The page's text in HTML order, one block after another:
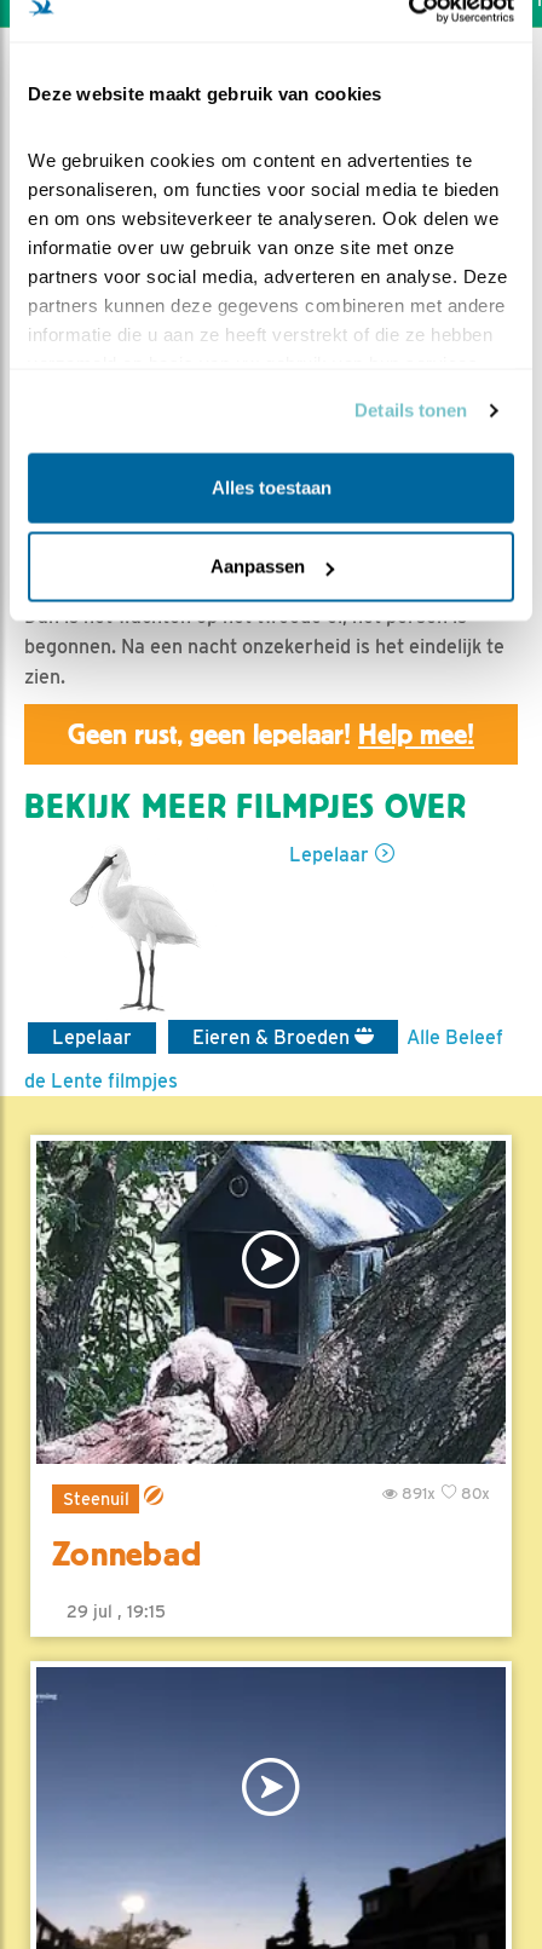
Deze website maakt gebruik van cookies
We gebruiken cookies om content en advertenties te
personaliseren, om functies voor social media te bieden
en om ons websiteverkeer te analyseren. Ook delen we
informatie over uw gebruik van onze site met onze
partners voor social media, adverteren en analyse. Deze
partners kunnen deze gegevens combineren met andere
informatie die u aan ze heeft verstrekt of die ze hebben
Details tonen
Alles toestaan
Aanpassen
Het tweede ei
Jan BDL | Geplaatst op 13 maart 2019, 19:22 |
Vind ik
Bewaar dit filmpje|
1148x
Dan is het wachten op het tweede ei, het persen is
begonnen. Na een nacht onzekerheid is het eindelijk te
zien.
Geen rust, geen lepelaar! Help mee!
BEKIJK MEER FILMPJES OVER
Lepelaar
Lepelaar Eieren & Broeden
Alle Beleef
de Lente filmpjes
Steenuil 80x
891x
Zonnebad
29 jul , 19:15